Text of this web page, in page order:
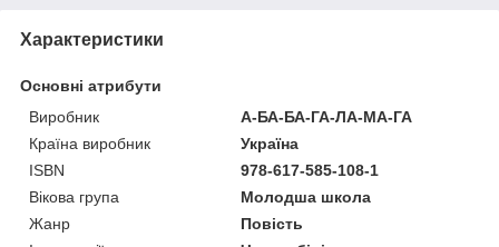
Характеристики
Основні атрибути
Виробник
А-БА-БА-ГА-ЛА-МА-ГА
Країна виробник
Україна
ISBN
978-617-585-108-1
Вікова група
Молодша школа
Жанр
Повість